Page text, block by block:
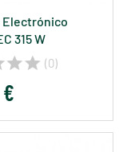
Electrónico
315 W
(0)
€